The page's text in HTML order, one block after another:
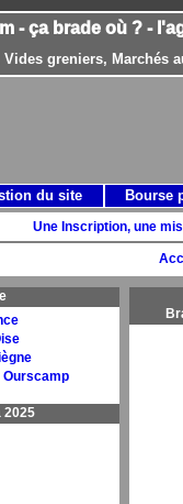
- ça brade où ? -
greniers, Marchés
Une Inscription, une
Ourscamp
2025
du site Bourse